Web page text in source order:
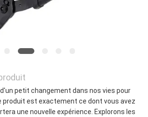
petit changement dans nos vies pour
produit est exactement ce dont vous avez
une nouvelle expérience. Explorons les